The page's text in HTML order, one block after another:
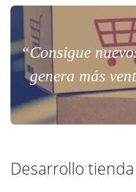
“Consigue
genera más
Desarrollo